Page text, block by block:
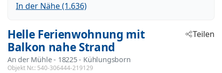
In der Nähe (1.636)
Helle Ferienwohnung mit
Balkon nahe Strand
An der Mühle - 18225 - Kühlungsborn
Objekt Nr.: 540-306444-219129
Teilen